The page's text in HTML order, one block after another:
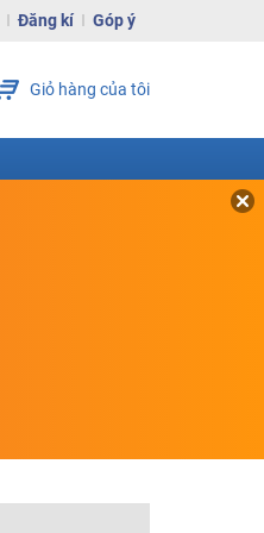
Đăng kí Góp ý
Giỏ hàng của tôi